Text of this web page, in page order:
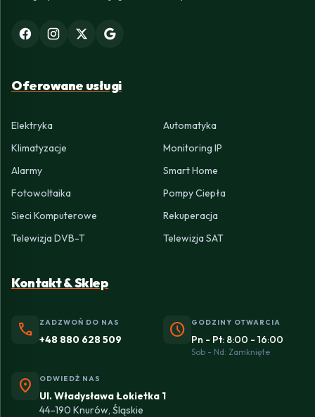
Oferowane usługi
Elektryka
Automatyka
Klimatyzacje
Monitoring IP
Alarmy
Smart Home
Fotowoltaika
Pompy Ciepła
Sieci Komputerowe
Rekuperacja
Telewizja DVB-T
Telewizja SAT
Kontakt & Sklep
phone ZADZWOŃ DO NAS
+48 880 628 509 schedule GODZINY OTWARCIA
Pn - Pt: 8:00 - 16:00
Sob - Nd: Zamknięte
location_on ODWIEDŹ NAS
Ul. Władysława Łokietka 1
44-190 Knurów, Śląskie